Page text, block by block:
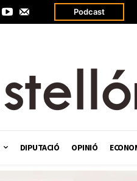
Podcast
DIPUTACIÓ OPINIÓ